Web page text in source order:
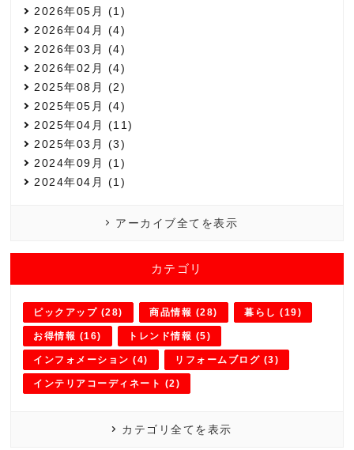
2026年05月 (1)
2026年04月 (4)
2026年03月 (4)
2026年02月 (4)
2025年08月 (2)
2025年05月 (4)
2025年04月 (11)
2025年03月 (3)
2024年09月 (1)
2024年04月 (1)
アーカイブ全てを表示
カテゴリ
ピックアップ (28) 商品情報 (28) 暮らし (19)
お得情報 (16) トレンド情報 (5)
インフォメーション (4) リフォームブログ (3)
インテリアコーディネート (2)
カテゴリ全てを表示